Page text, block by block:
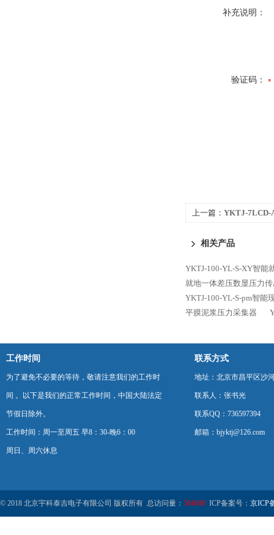
补充说明：
验证码：
上一篇： YKTJ-7LCD-
相关产品
YKTJ-100-YL-S-XY智能
就地一体差压数显压力
YKTJ-100-YL-S-pm智能
平膜泥浆压力采集器
工作时间
为了避免不必要的等待，敬请注意我们的工作时
间 。以下是我们的正常工作时间，中国大陆法定
节假日除外。
工作时间：周一至周五 早8：30-晚6：00
周日、周六休息
联系方式
地址：北京市昌平区沙
联系人：张书光
联系QQ：736597394
邮箱：bjyktj@126.com
© 2018 北京宇科泰吉电子有限公司 版权所有 总访问量： 584680 ICP备案号： 京ICP